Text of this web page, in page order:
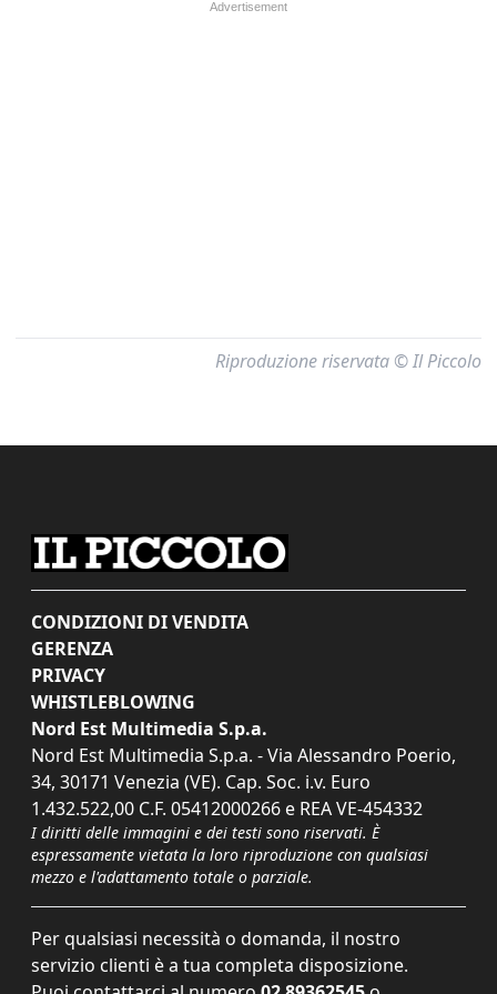
Riproduzione riservata © Il Piccolo
CONDIZIONI DI VENDITA
GERENZA
PRIVACY
WHISTLEBLOWING
Nord Est Multimedia S.p.a.
Nord Est Multimedia S.p.a. - Via Alessandro Poerio,
34, 30171 Venezia (VE). Cap. Soc. i.v. Euro
1.432.522,00 C.F. 05412000266 e REA VE-454332
I diritti delle immagini e dei testi sono riservati. È
espressamente vietata la loro riproduzione con qualsiasi
mezzo e l'adattamento totale o parziale.
Per qualsiasi necessità o domanda, il nostro
servizio clienti è a tua completa disposizione.